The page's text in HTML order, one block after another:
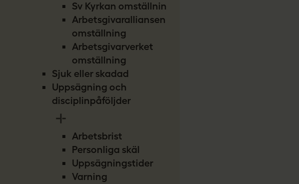
Sv Kyrkan omställning
Arbetsgivaralliansen
omställning
Arbetsgivarverket
omställning
Sjuk eller skadad
Uppsägning och
disciplinpåföljder
Arbetsbrist
Personliga skäl
Uppsägningstider
Varning